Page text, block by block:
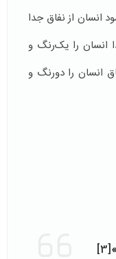
انسان از نفاق جدا
انسان را یک‌رنگ و
انسان را دورنگ و
[3]